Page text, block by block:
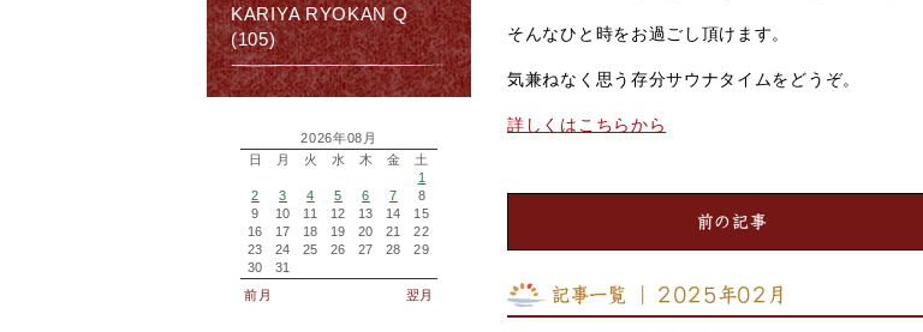
そんなひと時をお過ごし頂けます。
気兼ねなく思う存分サウナタイムをどうぞ。
詳しくはこちらから
前の記事
記事一覧 ｜ 2025年02月
KARIYA RYOKAN Q
(105)
2026年08月
日
月 火 水 木 金
土
1
2
3 4 5 6 7
8
9
10 11 12 13 14
15
16
17 18 19 20 21
22
23
24 25 26 27 28
29
30
31
前月
翌月